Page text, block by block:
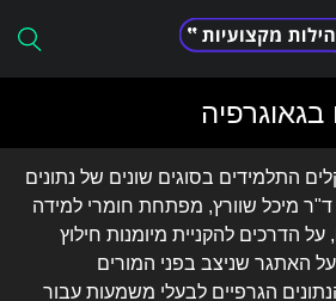
בגאוגרפיה
התלמידים בסוגים שונים של נתונים
ד"ר מיכל שוורץ, מפתחת חומרי למידה
על הדרכים להקניית מיומנות חילוץ
האתגר שניצב בפני המורים
הגרפיים לבעלי משמעות עבור